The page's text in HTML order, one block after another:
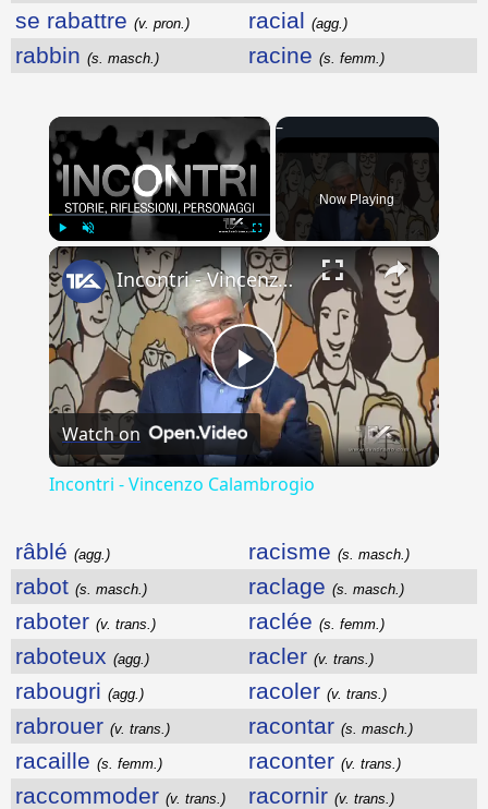
se rabattre (v. pron.) racial (agg.)
rabbin (s. masch.) racine (s. femm.)
×
Play Fullscreen
Now Playing
×
Play
Video
Incontri - Vincenzo Calambrogio
Watch on
Incontri - Vincenzo Calambrogio
râblé (agg.) racisme (s. masch.)
rabot (s. masch.) raclage (s. masch.)
raboter (v. trans.) raclée (s. femm.)
raboteux (agg.) racler (v. trans.)
rabougri (agg.) racoler (v. trans.)
rabrouer (v. trans.) racontar (s. masch.)
racaille (s. femm.) raconter (v. trans.)
raccommoder (v. trans.) racornir (v. trans.)